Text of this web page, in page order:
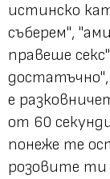
истинско
съберем",
правеше секс"
достатъчно"
е
от 60
понеже те
розовите ти